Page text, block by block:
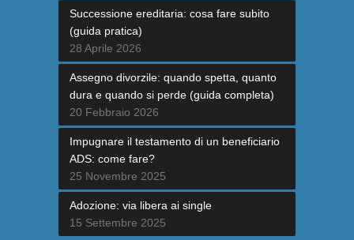
Successione ereditaria: cosa fare subito
(guida pratica)
28 Aprile 2026
Assegno divorzile: quando spetta, quanto
dura e quando si perde (guida completa)
20 Febbraio 2026
Impugnare il testamento di un beneficiario
ADS: come fare?
25 Novembre 2025
Adozione: via libera ai single
15 Settembre 2025